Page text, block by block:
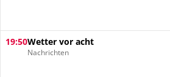
19:50Wetter vor acht
Nachrichten